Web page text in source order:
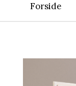
Forside